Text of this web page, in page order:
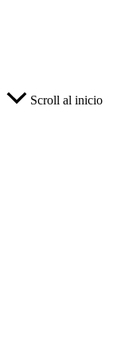
Scroll al inicio